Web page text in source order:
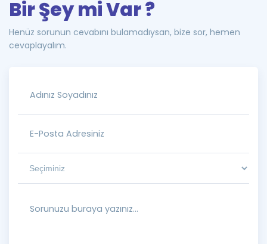
Bir Şey mi Var ?
Henüz sorunun cevabını bulamadıysan, bize sor, hemen
cevaplayalım.